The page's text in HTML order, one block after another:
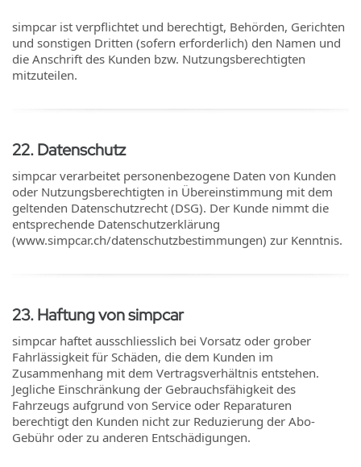
simpcar ist verpflichtet und berechtigt, Behörden, Gerichten
und sonstigen Dritten (sofern erforderlich) den Namen und
die Anschrift des Kunden bzw. Nutzungsberechtigten
mitzuteilen.
22.Datenschutz
simpcar verarbeitet personenbezogene Daten von Kunden
oder Nutzungsberechtigten in Übereinstimmung mit dem
geltenden Datenschutzrecht (DSG). Der Kunde nimmt die
entsprechende Datenschutzerklärung
(www.simpcar.ch/datenschutzbestimmungen) zur Kenntnis.
23.Haftung von simpcar
simpcar haftet ausschliesslich bei Vorsatz oder grober
Fahrlässigkeit für Schäden, die dem Kunden im
Zusammenhang mit dem Vertragsverhältnis entstehen.
Jegliche Einschränkung der Gebrauchsfähigkeit des
Fahrzeugs aufgrund von Service oder Reparaturen
berechtigt den Kunden nicht zur Reduzierung der Abo-
Gebühr oder zu anderen Entschädigungen.